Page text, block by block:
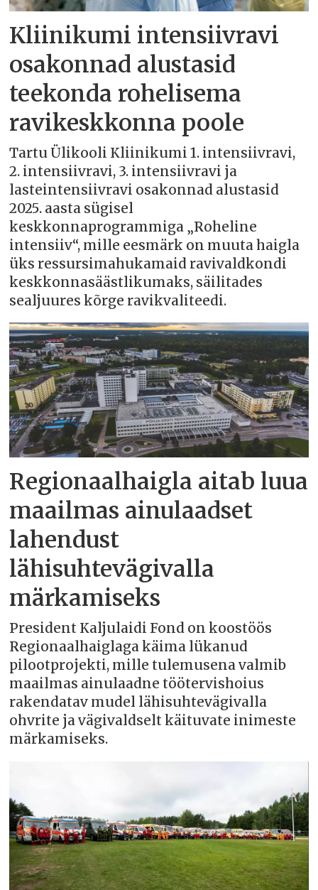
Kliinikumi intensiivravi
osakonnad alustasid
teekonda rohelisema
ravikeskkonna poole
Tartu Ülikooli Kliinikumi 1. intensiivravi,
2. intensiivravi, 3. intensiivravi ja
lasteintensiivravi osakonnad alustasid
2025. aasta sügisel
keskkonnaprogrammiga „Roheline
intensiiv“, mille eesmärk on muuta haigla
üks ressursimahukamaid ravivaldkondi
keskkonnasäästlikumaks, säilitades
sealjuures kõrge ravikvaliteedi.
Regionaalhaigla aitab luua
maailmas ainulaadset
lahendust
lähisuhtevägivalla
märkamiseks
President Kaljulaidi Fond on koostöös
Regionaalhaiglaga käima lükanud
pilootprojekti, mille tulemusena valmib
maailmas ainulaadne töötervishoius
rakendatav mudel lähisuhtevägivalla
ohvrite ja vägivaldselt käituvate inimeste
märkamiseks.